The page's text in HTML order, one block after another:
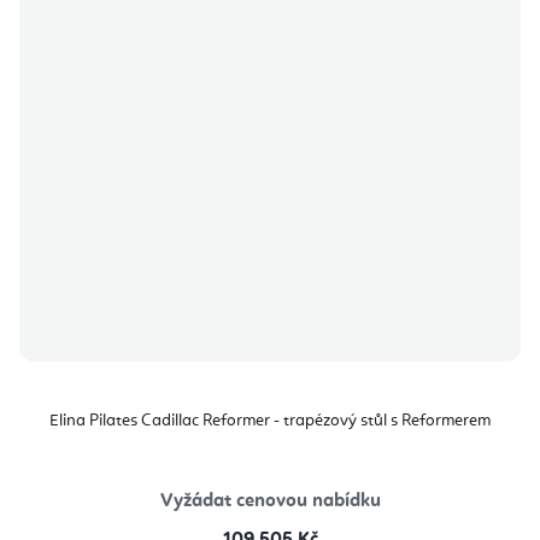
Elina Pilates Cadillac Reformer - trapézový stůl s Reformerem
Vyžádat cenovou nabídku